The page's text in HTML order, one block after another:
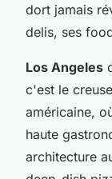
dort jamais
delis, ses
Los Angeles
c'est le
américaine,
haute
architecture